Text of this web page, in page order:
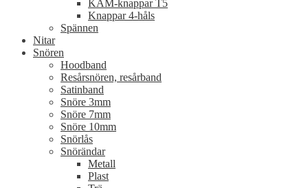
KAM-knappar T5
Knappar 4-håls
Spännen
Nitar
Snören
Hoodband
Resårsnören, resårband
Satinband
Snöre 3mm
Snöre 7mm
Snöre 10mm
Snörlås
Snörändar
Metall
Plast